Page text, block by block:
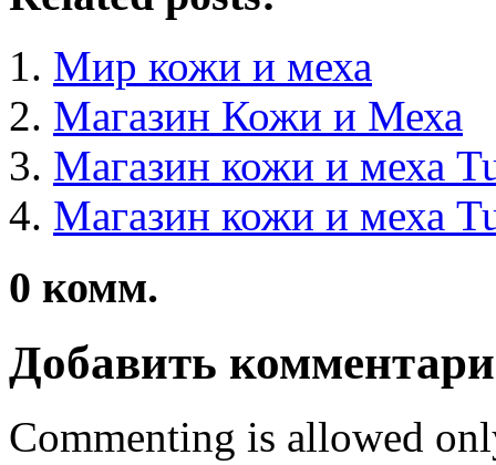
Мир кожи и меха
Магазин Кожи и Меха
Магазин кожи и меха
Магазин кожи и меха
0 комм.
Добавить
Commenting is allowed